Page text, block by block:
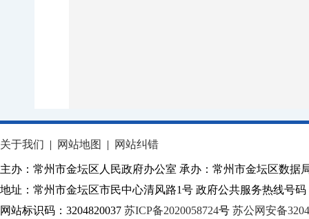
关于我们 | 网站地图 | 网站纠错
主办：常州市金坛区人民政府办公室 承办：常州市金坛区数据
地址：常州市金坛区市民中心清风路1号 政府公共服务热线号码
网站标识码：3204820037 苏ICP备2020058724号 苏公网安备